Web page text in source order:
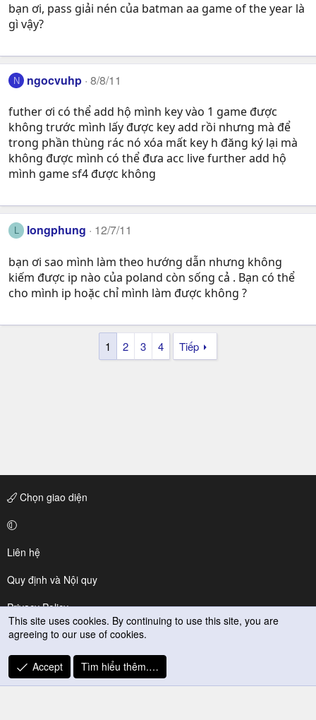
bạn ơi, pass giải nén của batman aa game of the year là
gì vậy?
N ngocvuhp 8/8/11
futher ơi có thể add hộ mình key vào 1 game được
không trước mình lấy được key add rồi nhưng mà để
trong phần thùng rác nó xóa mất key h đăng ký lại mà
không được mình có thể đưa acc live further add hộ
mình game sf4 được không
L longphung 12/7/11
bạn ơi sao mình làm theo hướng dẫn nhưng không
kiếm được ip nào của poland còn sống cả . Bạn có thể
cho mình ip hoặc chỉ mình làm được không ?
1 2 3 4 Tiếp
Chọn giao diện
Liên hệ
Quy định và Nội quy
Privacy Policy
Trợ giúp
R
S
This site uses cookies. By continuing to use this site, you are
agreeing to our use of cookies.
Accept Tìm hiểu thêm.…